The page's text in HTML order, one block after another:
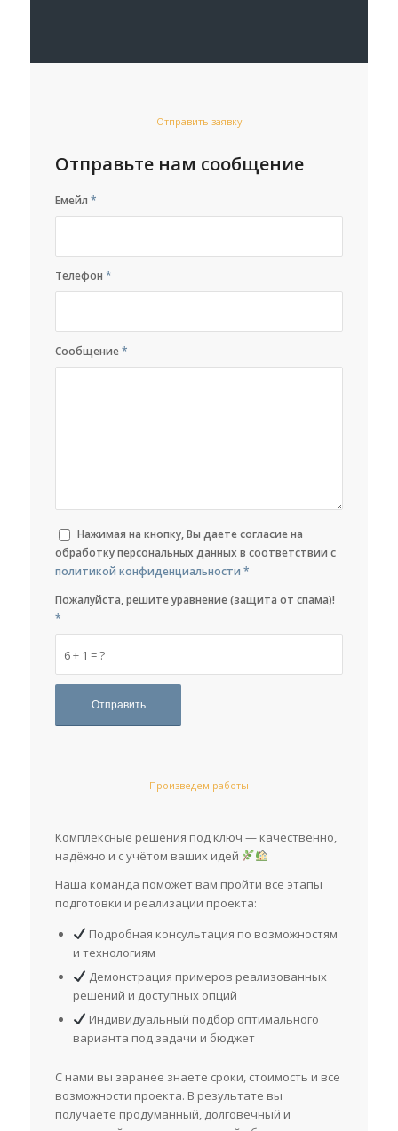
Отправить заявку
Отправьте нам сообщение
Емейл*
Телефон*
Сообщение*
Нажимая на кнопку, Вы даете согласие на
обработку персональных данных в соответствии с
политикой конфиденциальности *
6 + 1 = ?
Пожалуйста, решите уравнение (защита от спама)!
*
Произведем работы
Комплексные решения под ключ — качественно,
надёжно и с учётом ваших идей
Наша команда поможет вам пройти все этапы
подготовки и реализации проекта:
Подробная консультация по возможностям
и технологиям
Демонстрация примеров реализованных
решений и доступных опций
Индивидуальный подбор оптимального
варианта под задачи и бюджет
С нами вы заранее знаете сроки, стоимость и все
возможности проекта. В результате вы
получаете продуманный, долговечный и